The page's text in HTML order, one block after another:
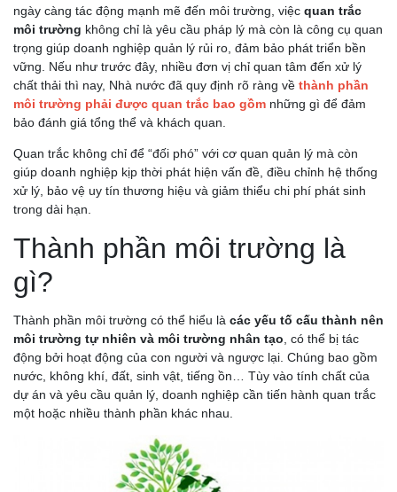
ngày càng tác động mạnh mẽ đến môi trường, việc quan trắc
môi trường không chỉ là yêu cầu pháp lý mà còn là công cụ quan
trọng giúp doanh nghiệp quản lý rủi ro, đảm bảo phát triển bền
vững. Nếu như trước đây, nhiều đơn vị chỉ quan tâm đến xử lý
chất thải thì nay, Nhà nước đã quy định rõ ràng về thành phần
môi trường phải được quan trắc bao gồm những gì để đảm
bảo đánh giá tổng thể và khách quan.
Quan trắc không chỉ để “đối phó” với cơ quan quản lý mà còn
giúp doanh nghiệp kịp thời phát hiện vấn đề, điều chỉnh hệ thống
xử lý, bảo vệ uy tín thương hiệu và giảm thiểu chi phí phát sinh
trong dài hạn.
Thành phần môi trường là
gì?
Thành phần môi trường có thể hiểu là các yếu tố cấu thành nên
môi trường tự nhiên và môi trường nhân tạo , có thể bị tác
động bởi hoạt động của con người và ngược lại. Chúng bao gồm
nước, không khí, đất, sinh vật, tiếng ồn… Tùy vào tính chất của
dự án và yêu cầu quản lý, doanh nghiệp cần tiến hành quan trắc
một hoặc nhiều thành phần khác nhau.